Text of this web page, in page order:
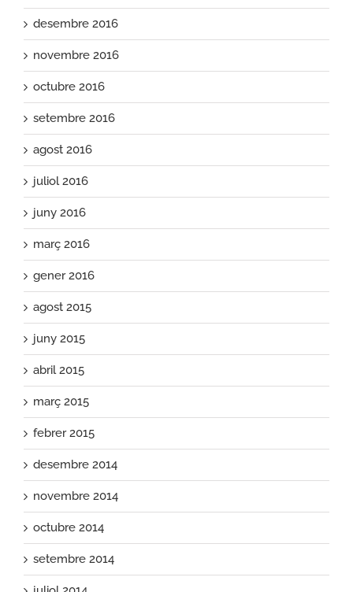
desembre 2016
novembre 2016
octubre 2016
setembre 2016
agost 2016
juliol 2016
juny 2016
març 2016
gener 2016
agost 2015
juny 2015
abril 2015
març 2015
febrer 2015
desembre 2014
novembre 2014
octubre 2014
setembre 2014